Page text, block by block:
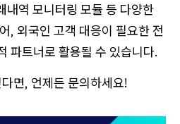
내역 모니터링 모듈 등 다양한
, 외국인 고객 대응이 필요한 전
파트너로 활용될 수 있습니다.
면, 언제든 문의하세요!